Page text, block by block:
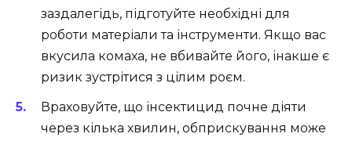
заздалегідь, підготуйте необхідні для
роботи матеріали та інструменти. Якщо вас
вкусила комаха, не вбивайте його, інакше є
ризик зустрітися з цілим роєм.
Враховуйте, що інсектицид почне діяти
через кілька хвилин, обприскування може